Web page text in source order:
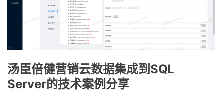
汤臣倍健营销云数据集成到SQL
Server的技术案例分享